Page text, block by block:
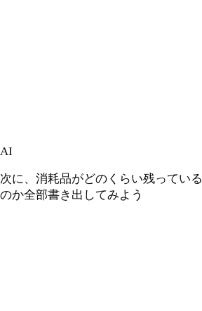
AI
次に、消耗品がどのくらい残っている
のか全部書き出してみよう